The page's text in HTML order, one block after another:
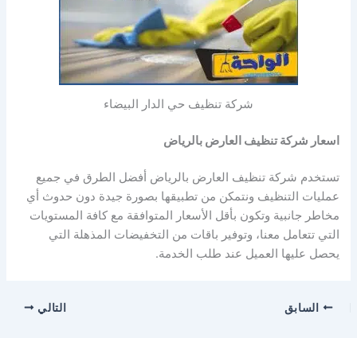
شركة تنظيف حي الدار البيضاء
اسعار شركة تنظيف العارض بالرياض
تستخدم شركة تنظيف العارض بالرياض أفضل الطرق في جميع
عمليات التنظيف ونتمكن من تطبيقها بصورة جيدة دون حدوث أي
مخاطر جانبية وتكون بأقل الأسعار المتوافقة مع كافة المستويات
التي تتعامل معنا، وتوفير باقات من التخفيضات المذهلة التي
يحصل عليها العميل عند طلب الخدمة.
السابق التالي